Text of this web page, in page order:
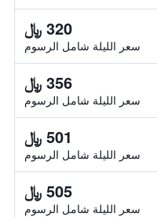
320 ﷼
سعر الليلة شامل الرسوم
356 ﷼
سعر الليلة شامل الرسوم
501 ﷼
سعر الليلة شامل الرسوم
505 ﷼
سعر الليلة شامل الرسوم